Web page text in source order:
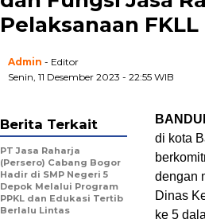
Pelaksanaan FKLL
Admin - Editor
Senin, 11 Desember 2023 - 22:55 WIB
di kota
dengan
Dinas
ke 5
Berita Terkait
PT Jasa Raharja
(Persero) Cabang Bogor
Hadir di SMP Negeri 5
Depok Melalui Program
PPKL dan Edukasi Tertib
Berlalu Lintas